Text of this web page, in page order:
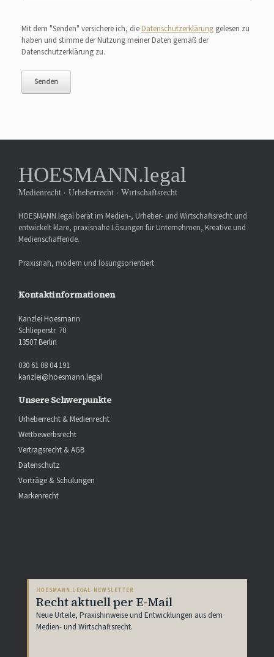
Mit dem "Senden" versichere ich, die Datenschutzerklärung gelesen zu
haben und stimme der Nutzung meiner Daten gemäß der
Datenschutzerklärung zu.
HOESMANN.legal
Medienrecht · Urheberrecht · Wirtschaftsrecht
HOESMANN.legal berät im Medien-, Urheber- und Wirtschaftsrecht und
entwickelt klare, praxisnahe Lösungen für Unternehmen, Kreative und
Medienschaffende.
Praxisnah, modern und lösungsorientiert.
Kontaktinformationen
Kanzlei Hoesmann
Schlieperstr. 70
13507 Berlin
030 61 08 04 191
kanzlei@hoesmann.legal
Unsere Schwerpunkte
Urheberrecht & Medienrecht
Wettbewerbsrecht
Vertragsrecht & AGB
Datenschutz
Vorträge & Schulungen
Markenrecht
HOESMANN.LEGAL NEWSLETTER
Recht aktuell per E-Mail
Neue Urteile, Praxishinweise und Entwicklungen aus dem
Medien- und Wirtschaftsrecht.